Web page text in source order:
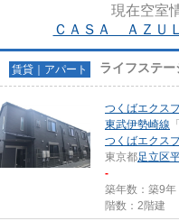
現在空室
ＣＡＳＡ ＡＺＵ
賃貸｜アパート ライフステー
つくばエクス
東武伊勢崎線 「
つくばエクス
東京都足立区
-
築年数：築9年
階数：2階建